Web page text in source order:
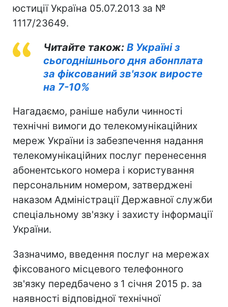
юстиції Україна 05.07.2013 за №
1117/23649.
Читайте також: В Україні з
сьогоднішнього дня абонплата
за фіксований зв'язок виросте
на 7-10%
Нагадаємо, раніше набули чинності
технічні вимоги до телекомунікаційних
мереж України із забезпечення надання
телекомунікаційних послуг перенесення
абонентського номера і користування
персональним номером, затверджені
наказом Адміністрації Державної служби
спеціальному зв'язку і захисту інформації
України.
Зазначимо, введення послуг на мережах
фіксованого місцевого телефонного
зв'язку передбачено з 1 січня 2015 р. за
наявності відповідної технічної